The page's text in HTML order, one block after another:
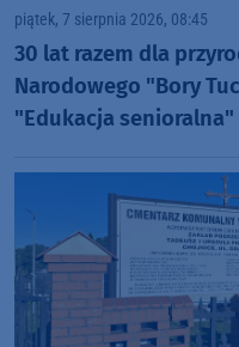
piątek, 7 sierpnia 2026, 08:45
30 lat razem dla
Narodowego "Bory
"Edukacja senioralna"